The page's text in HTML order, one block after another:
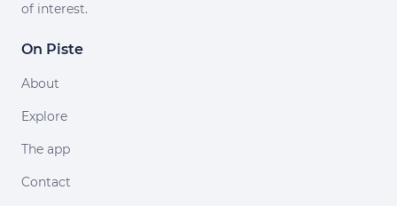
of interest.
On Piste
About
Explore
The app
Contact